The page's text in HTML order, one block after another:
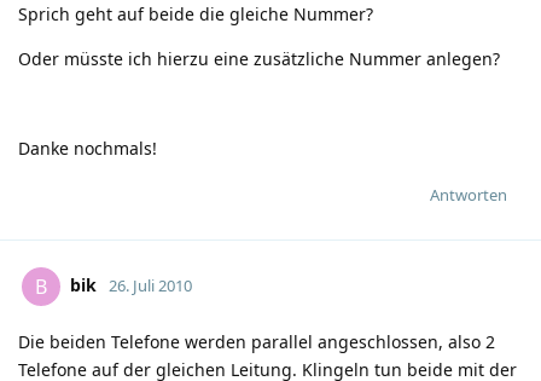
Sprich geht auf beide die gleiche Nummer?
Oder müsste ich hierzu eine zusätzliche Nummer anlegen?
Danke nochmals!
Antworten
B bik 26. Juli 2010
Die beiden Telefone werden parallel angeschlossen, also 2
Telefone auf der gleichen Leitung. Klingeln tun beide mit der